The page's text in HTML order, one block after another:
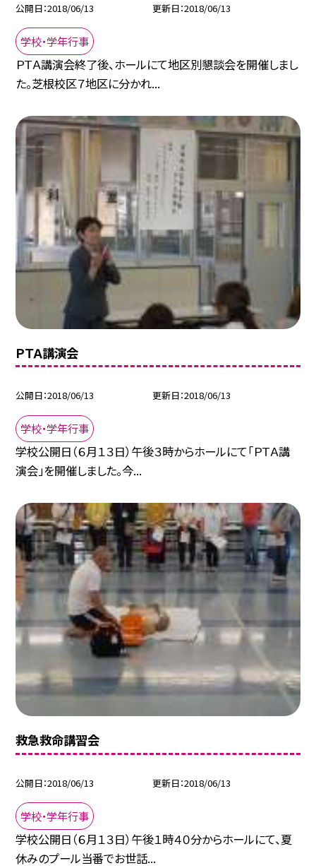
公開日 2018/06/13 更新日 2018/06/13
学校・学年行事
ＰＴＡ講演会終了後、ホールにて地区別懇談会を開催しまし
た。芝根校区７地区に分かれ...
ＰＴＡ講演会
公開日 2018/06/13 更新日 2018/06/13
学校・学年行事
学校公開日（６月１３日）午後３時からホールにて「ＰＴＡ講
演会」を開催しました。今...
救急救命講習会
公開日 2018/06/13 更新日 2018/06/13
学校・学年行事
学校公開日（６月１３日）午後１時４０分からホールにて、夏
休みのプール当番でお世話...